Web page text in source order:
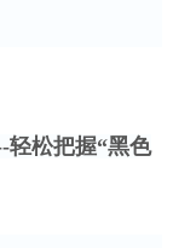
轻松把握“黑色